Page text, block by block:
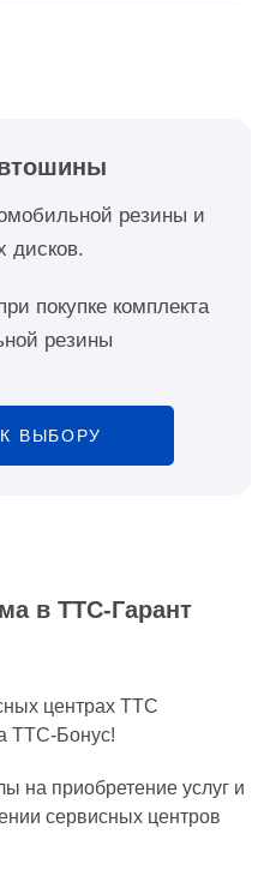
резины и
дисков.
покупке комплекта
резины
ВЫБОРУ
в ТТС-Гарант
центрах ТТС
ТТС-Бонус!
на приобретение услуг и
сервисных центров